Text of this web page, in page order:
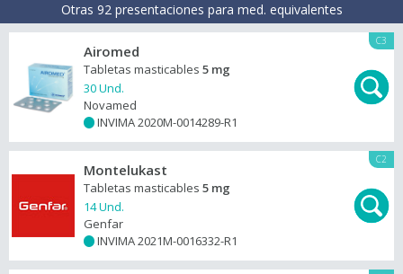
Otras 92 presentaciones para med. equivalentes
C3
Airomed
Tabletas masticables 5 mg
30 Und.
Novamed
INVIMA 2020M-0014289-R1
C2
Montelukast
Tabletas masticables 5 mg
14 Und.
Genfar
INVIMA 2021M-0016332-R1